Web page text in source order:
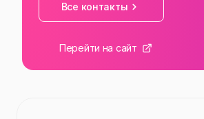
Все контакты
Перейти на сайт